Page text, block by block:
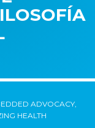
ADVOCACY,
HEALTH